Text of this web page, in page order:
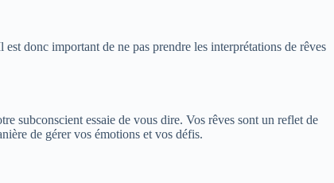
donc important de ne pas prendre les interprétations de rêves
subconscient essaie de vous dire. Vos rêves sont un reflet de
de gérer vos émotions et vos défis.